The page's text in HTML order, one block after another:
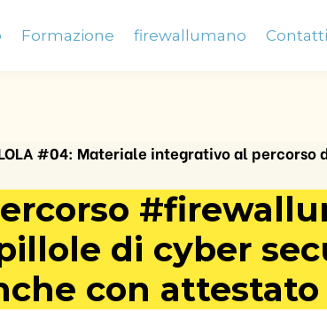
Formazione firewallumano Contatti
#04: Materiale integrativo al percorso
di cyber
con